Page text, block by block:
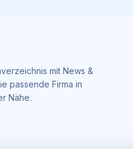
mit News &
passende Firma in
Nähe.